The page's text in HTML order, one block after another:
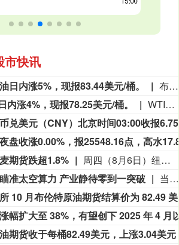
市快讯
日内涨5%，现报83.44美元/桶。
布伦特原油日内涨5%，现报83.44美元/桶。
内涨4%，现报78.25美元/桶。
WTI原油日内涨4%，现报78.25美元/桶。
期货跌超1.8%
周四（8月6日）纽约尾盘，彭博谷物分类指数跌0.36%，报30.8249点。CBOT玉米期货涨0.27%，CBOT小麦期货跌1.83%，CBOT大豆期货涨0.23%，豆粕期货涨0.19%，豆油期货涨0.21%。CBOT瘦肉猪期货跌1.63%，活牛期货跌1.86%，饲牛期货跌1.90%。
准太空算力 产业静待零到一突破
当地时间8月5日，在交出上市后首份财报之际，SpaceX在社交媒体上宣布，公司正与英伟达合作，共同开发设计Starmind AI1卫星计算载荷，每颗Starmind卫星都将搭载英伟达Rubin GPU和Vera CPU，实现数据中心级太空计算能力。英伟达也在社交媒体上确认了这项合作并表示：“AI基础设施的下一个篇章，正迈向AI计算从未涉足的疆域。”